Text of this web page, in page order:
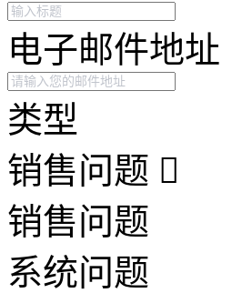
电子邮件地址
类型
销售问题
销售问题
系统问题